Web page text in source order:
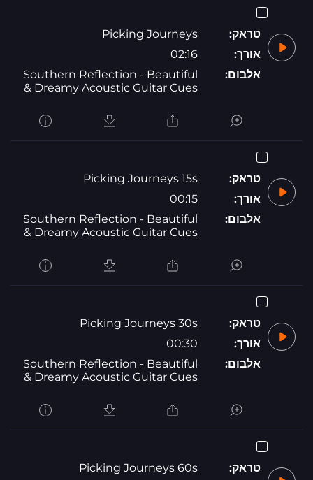
טראק:
Picking Journeys
אורך:
02:16
אלבום:
Southern Reflection - Beautiful
& Dreamy Acoustic Guitar Cues
טראק:
Picking Journeys 15s
אורך:
00:15
אלבום:
Southern Reflection - Beautiful
& Dreamy Acoustic Guitar Cues
טראק:
Picking Journeys 30s
אורך:
00:30
אלבום:
Southern Reflection - Beautiful
& Dreamy Acoustic Guitar Cues
טראק:
Picking Journeys 60s